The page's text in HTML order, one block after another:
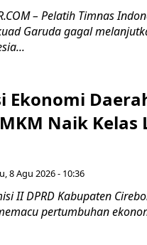
– Pelatih Timnas
Garuda gagal
Ekonomi
Naik
8 Agu 2026 - 10:36
II DPRD Kabupaten
pertumbuhan